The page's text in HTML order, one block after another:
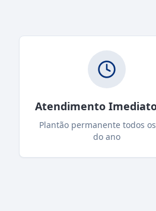
Atendimento
Plantão permanente todos
do ano